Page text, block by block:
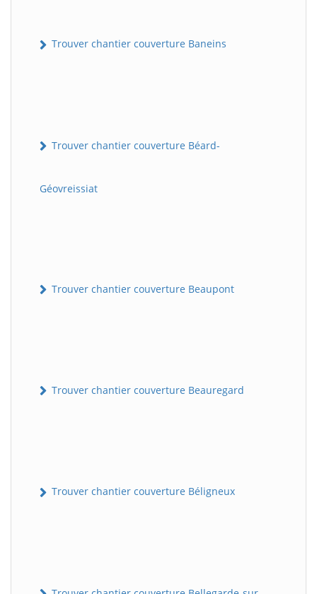
Trouver chantier couverture Baneins
Trouver chantier couverture Béard-
Géovreissiat
Trouver chantier couverture Beaupont
Trouver chantier couverture Beauregard
Trouver chantier couverture Béligneux